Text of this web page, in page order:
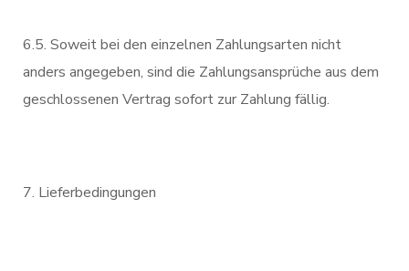
6.5. Soweit bei den einzelnen Zahlungsarten nicht
anders angegeben, sind die Zahlungsansprüche aus dem
geschlossenen Vertrag sofort zur Zahlung fällig.
Lieferbedingungen